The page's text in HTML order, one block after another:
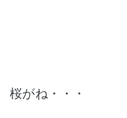
桜がね・・・